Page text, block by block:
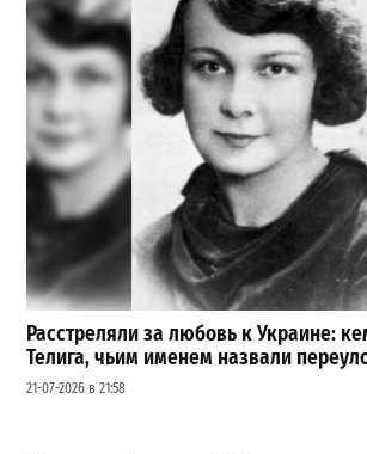
Расстреляли за любовь к Украине:
Телига, чьим именем назвали
21-07-2026 в 21:58